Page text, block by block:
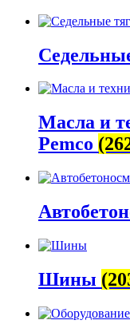
Масла и
Pemco
Шины